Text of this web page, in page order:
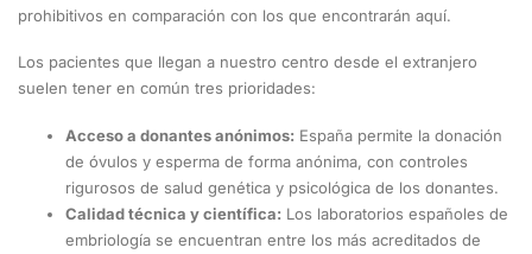
prohibitivos en comparación con los que encontrarán aquí.
Los pacientes que llegan a nuestro centro desde el extranjero
suelen tener en común tres prioridades:
Acceso a donantes anónimos: España permite la donación
de óvulos y esperma de forma anónima, con controles
rigurosos de salud genética y psicológica de los donantes.
Calidad técnica y científica: Los laboratorios españoles de
embriología se encuentran entre los más acreditados de